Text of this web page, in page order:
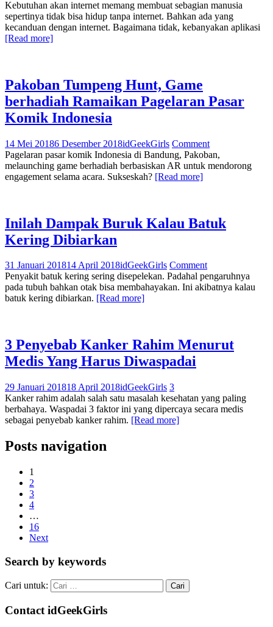
Kebutuhan akan internet memang membuat sebagian manusia
sepertinya tidak bisa hidup tanpa internet. Bahkan ada yang
kecanduan dengan internet. Bagaimana tidak, kebanyakan aplikasi
[Read more]
Pakoban Tumpeng Hunt, Game
berhadiah Ramaikan Pagelaran Pasar
Komik Indonesia
14 Mei 20186 Desember 2018idGeekGirls Comment
Pagelaran pasar komik Indonesia di Bandung, Pakoban,
melaunching game berhadiah berbasiskan AR untuk mendorong
engagement selama acara. Sukseskah? [Read more]
Inilah Dampak Buruk Kalau Batuk
Kering Dibiarkan
31 Januari 201814 April 2018idGeekGirls Comment
Penyakit batuk kering sering disepelekan. Padahal pengaruhnya
pada tubuh bahkan otak bisa membahayakan. Ini akibatnya kalau
batuk kering dibiarkan. [Read more]
3 Penyebab Kanker Rahim Menurut
Medis Yang Harus Diwaspadai
29 Januari 201818 April 2018idGeekGirls 3
Kanker rahim adalah salah satu masalah kesehatan yang paling
berbahaya. Waspadai 3 faktor ini yang dipercaya secara medis
sebagai penyebab kanker rahim. [Read more]
Posts navigation
1
2
3
4
…
16
Next
Search by keywords
Cari untuk:
Contact idGeekGirls